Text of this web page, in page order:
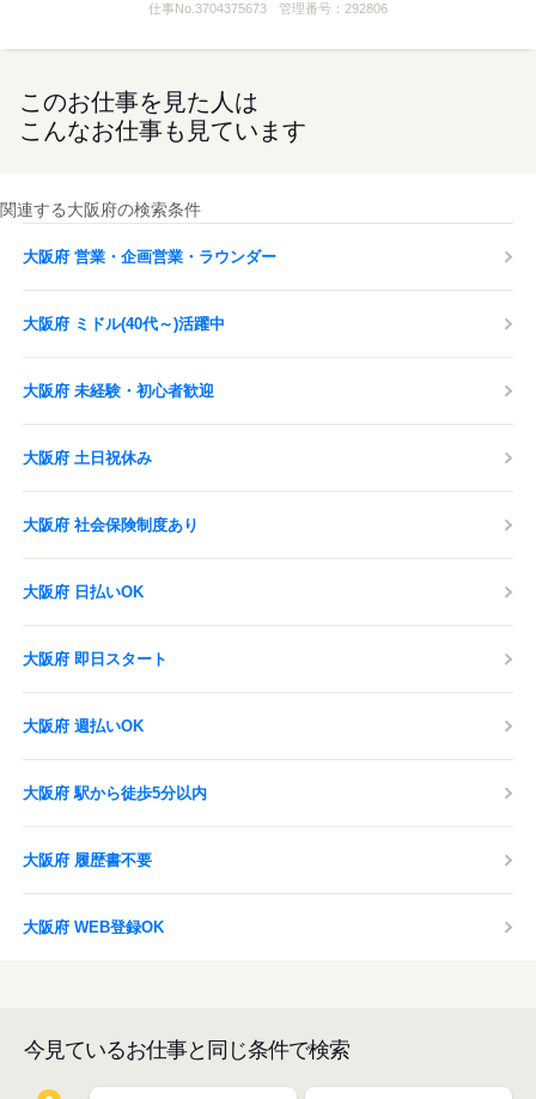
仕事No.3704375673 管理番号： 292806
このお仕事を見た人は
こんなお仕事も見ています
関連する大阪府の検索条件
大阪府 営業・企画営業・ラウンダー
大阪府 ミドル(40代～)活躍中
大阪府 未経験・初心者歓迎
大阪府 土日祝休み
大阪府 社会保険制度あり
大阪府 日払いOK
大阪府 即日スタート
大阪府 週払いOK
大阪府 駅から徒歩5分以内
大阪府 履歴書不要
大阪府 WEB登録OK
今見ているお仕事と同じ条件で検索